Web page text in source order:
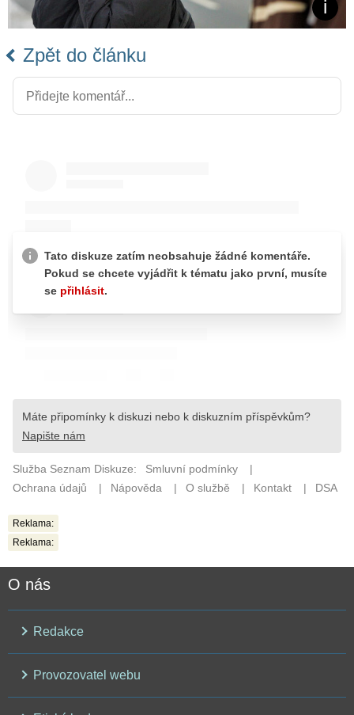
Zpět do článku
Reklama:
Reklama:
O nás
Redakce
Provozovatel webu